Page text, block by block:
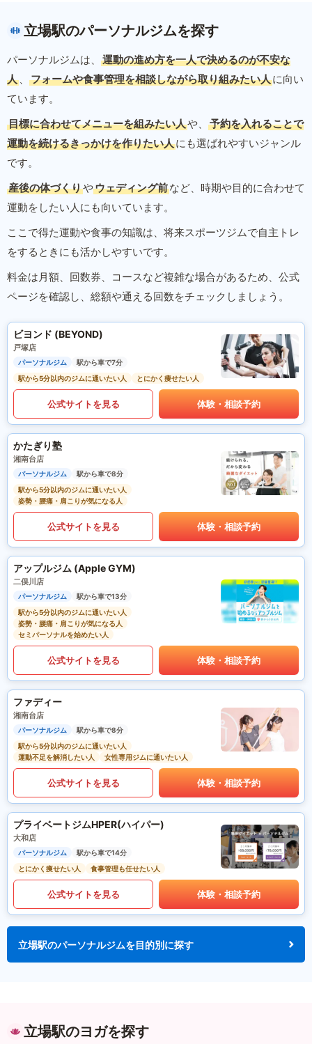
立場駅のパーソナルジムを探す
パーソナルジムは、
運動の進め方を一人で決めるのが不安な
人 、 フォームや食事管理を相談しながら取り組みたい人に向い
ています。
目標に合わせてメニューを組みたい人や、
予約を入れることで
運動を続けるきっかけを作りたい人にも選ばれやすいジャンル
です。
産後の体づくりやウェディング前など、時期や目的に合わせて
運動をしたい人にも向いています。
ここで得た運動や食事の知識は、将来スポーツジムで自主トレ
をするときにも活かしやすいです。
料金は月額、回数券、コースなど複雑な場合があるため、公式
ページを確認し、総額や通える回数をチェックしましょう。
ビヨンド (BEYOND)
戸塚店
パーソナルジム
駅から車で7分
駅から5分以内のジムに通いたい人
とにかく痩せたい人
公式サイトを見る 体験・相談予約
かたぎり塾
湘南台店
パーソナルジム
駅から車で8分
駅から5分以内のジムに通いたい人
姿勢・腰痛・肩こりが気になる人
公式サイトを見る 体験・相談予約
アップルジム (Apple GYM)
二俣川店
パーソナルジム
駅から車で13分
駅から5分以内のジムに通いたい人
姿勢・腰痛・肩こりが気になる人
セミパーソナルを始めたい人
公式サイトを見る 体験・相談予約
ファディー
湘南台店
パーソナルジム
駅から車で8分
駅から5分以内のジムに通いたい人
運動不足を解消したい人
女性専用ジムに通いたい人
公式サイトを見る 体験・相談予約
プライベートジムHPER(ハイパー)
大和店
パーソナルジム
駅から車で14分
とにかく痩せたい人
食事管理も任せたい人
公式サイトを見る 体験・相談予約
立場駅のパーソナルジムを目的別に探す
立場駅のヨガを探す